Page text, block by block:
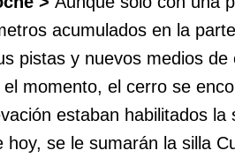
acumulados en la
pistas y nuevos medios de
el momento, el cerro se
estaban habilitados la
hoy, se le sumarán la silla